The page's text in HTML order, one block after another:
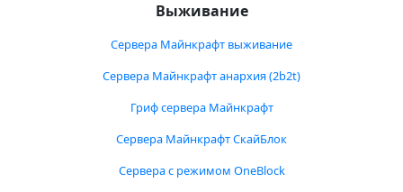
Выживание
Сервера Майнкрафт выживание
Сервера Майнкрафт анархия (2b2t)
Гриф сервера Майнкрафт
Сервера Майнкрафт СкайБлок
Сервера с режимом OneBlock